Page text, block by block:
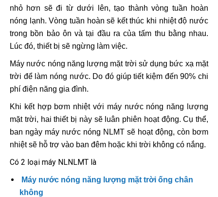
nhỏ hơn sẽ đi từ dưới lên, tạo thành vòng tuần hoàn
nóng lạnh. Vòng tuần hoàn sẽ kết thúc khi nhiệt độ nước
trong bồn bảo ôn và tại đầu ra của tấm thu bằng nhau.
Lúc đó, thiết bị sẽ ngừng làm việc.
Máy nước nóng năng lượng mặt trời sử dụng bức xạ mặt
trời để làm nóng nước. Do đó giúp tiết kiệm đến 90% chi
phí điện năng gia đình.
Khi kết hợp bơm nhiệt với máy nước nóng năng lượng
mặt trời, hai thiết bị này sẽ luân phiên hoạt động. Cụ thể,
ban ngày máy nước nóng NLMT sẽ hoạt động, còn bơm
nhiệt sẽ hỗ trợ vào ban đêm hoặc khi trời không có nắng.
Có 2 loại máy NLNLMT là
Máy nước nóng năng lượng mặt trời ống chân
không